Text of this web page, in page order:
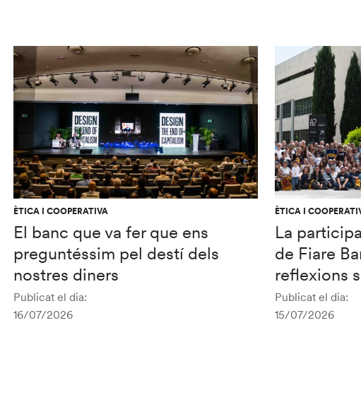
ÈTICA I COOPERATIVA
El banc que va fer que ens
preguntéssim pel destí dels
nostres diners
Publicat el dia:
16/07/2026
ÈTICA I
La
de Fiare
reflexions
Publicat el dia:
15/07/2026